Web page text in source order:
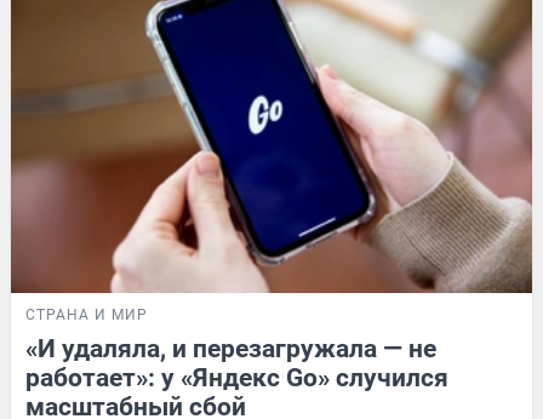
СТРАНА И МИР
«И удаляла, и перезагружала — не
работает»: у «Яндекс Go» случился
масштабный сбой